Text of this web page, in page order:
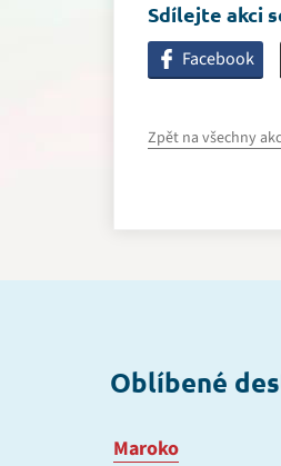
Sdílejte akci
Facebook
Zpět na všechny
Oblíbené
Maroko